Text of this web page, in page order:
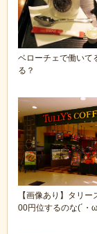
ベローチェで働いて
る？
【画像あり】タリ
00円位するのな(´・